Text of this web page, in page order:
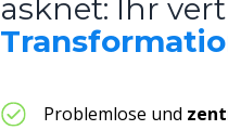
asknet: Ihr
Problemlose und